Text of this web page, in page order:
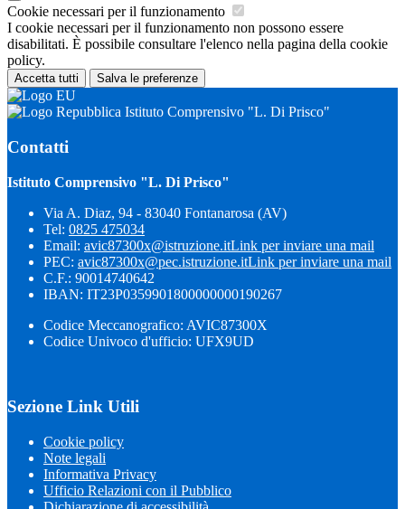
Cookie necessari per il funzionamento
I cookie necessari per il funzionamento non possono essere
disabilitati. È possibile consultare l'elenco nella pagina della cookie
policy.
Accetta tutti Salva le preferenze
Istituto Comprensivo "L. Di Prisco"
Contatti
Istituto Comprensivo "L. Di Prisco"
Via A. Diaz, 94 - 83040 Fontanarosa (AV)
Tel: 0825 475034
Email: avic87300x@istruzione.itLink per inviare una mail
PEC: avic87300x@pec.istruzione.itLink per inviare una mail
C.F.: 90014740642
IBAN: IT23P0359901800000000190267
Codice Meccanografico: AVIC87300X
Codice Univoco d'ufficio: UFX9UD
Sezione Link Utili
Cookie policy
Note legali
Informativa Privacy
Ufficio Relazioni con il Pubblico